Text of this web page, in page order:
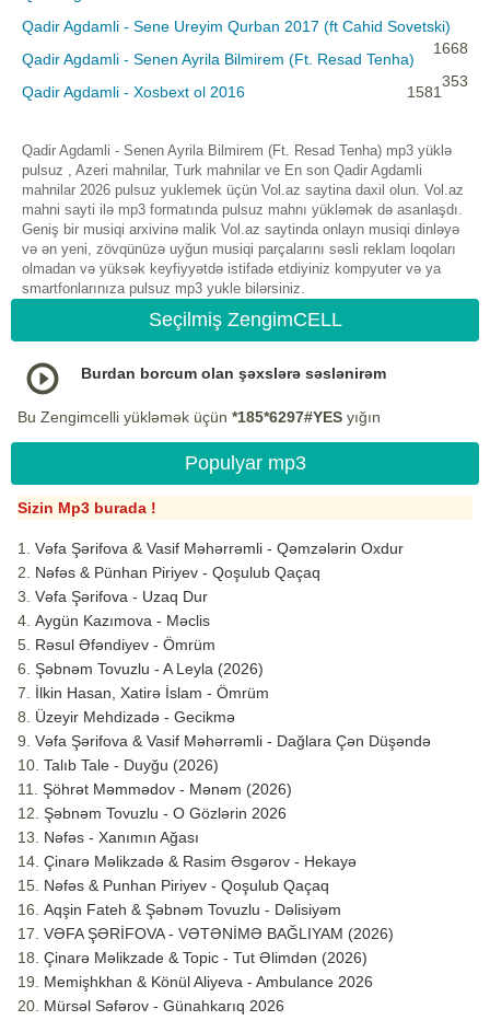
Qadir Agdamli - Sene Ureyim Qurban 2017 (ft Cahid Sovetski)
1668
Qadir Agdamli - Senen Ayrila Bilmirem (Ft. Resad Tenha)
353
Qadir Agdamli - Xosbext ol 2016 1581
Qadir Agdamli - Senen Ayrila Bilmirem (Ft. Resad Tenha) mp3 yüklə
pulsuz , Azeri mahnilar, Turk mahnilar ve En son Qadir Agdamli
mahnilar 2026 pulsuz yuklemek üçün Vol.az saytina daxil olun. Vol.az
mahni sayti ilə mp3 formatında pulsuz mahnı yükləmək də asanlaşdı.
Geniş bir musiqi arxivinə malik Vol.az saytinda onlayn musiqi dinləyə
və ən yeni, zövqünüzə uyğun musiqi parçalarını səsli reklam loqoları
olmadan və yüksək keyfiyyətdə istifadə etdiyiniz kompyuter və ya
smartfonlarınıza pulsuz mp3 yukle bilərsiniz.
Seçilmiş ZengimCELL
Burdan borcum olan şəxslərə səslənirəm
Bu Zengimcelli yükləmək üçün *185*6297#YES yığın
Populyar mp3
Sizin Mp3 burada !
Vəfa Şərifova & Vasif Məhərrəmli - Qəmzələrin Oxdur
Nəfəs & Pünhan Piriyev - Qoşulub Qaçaq
Vəfa Şərifova - Uzaq Dur
Aygün Kazımova - Məclis
Rəsul Əfəndiyev - Ömrüm
Şəbnəm Tovuzlu - A Leyla (2026)
İlkin Hasan, Xatirə İslam - Ömrüm
Üzeyir Mehdizadə - Gecikmə
Vəfa Şərifova & Vasif Məhərrəmli - Dağlara Çən Düşəndə
Talıb Tale - Duyğu (2026)
Şöhrət Məmmədov - Mənəm (2026)
Şəbnəm Tovuzlu - O Gözlərin 2026
Nəfəs - Xanımın Ağası
Çinarə Məlikzadə & Rasim Əsgərov - Hekayə
Nəfəs & Punhan Piriyev - Qoşulub Qaçaq
Aqşin Fateh & Şəbnəm Tovuzlu - Dəlisiyəm
VƏFA ŞƏRİFOVA - VƏTƏNİMƏ BAĞLIYAM (2026)
Çinarə Məlikzade & Topic - Tut Əlimdən (2026)
Memişhkhan & Könül Aliyeva - Ambulance 2026
Mürsəl Səfərov - Günahkarıq 2026